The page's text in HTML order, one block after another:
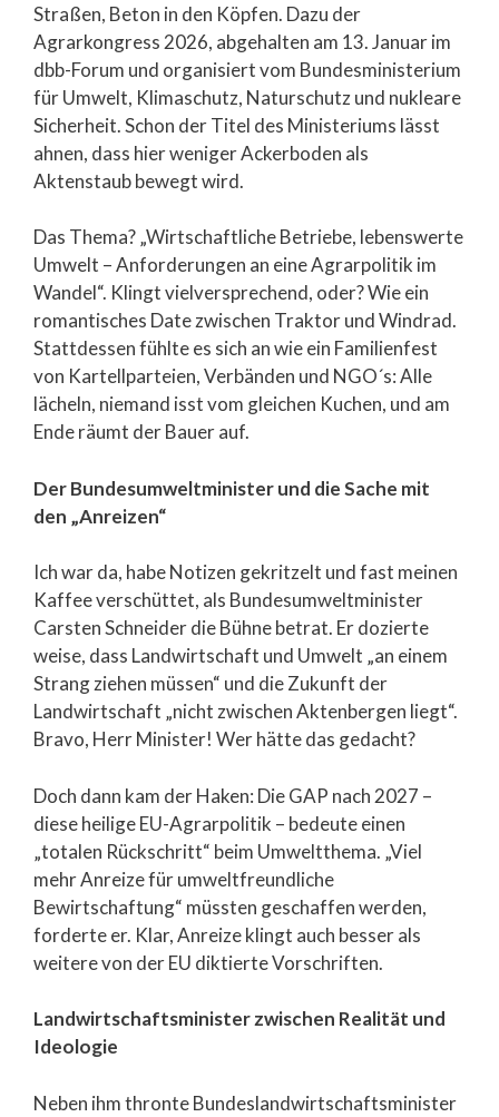
Straßen, Beton in den Köpfen. Dazu der
Agrarkongress 2026, abgehalten am 13. Januar im
dbb-Forum und organisiert vom Bundesministerium
für Umwelt, Klimaschutz, Naturschutz und nukleare
Sicherheit. Schon der Titel des Ministeriums lässt
ahnen, dass hier weniger Ackerboden als
Aktenstaub bewegt wird.
Das Thema? „Wirtschaftliche Betriebe, lebenswerte
Umwelt – Anforderungen an eine Agrarpolitik im
Wandel“. Klingt vielversprechend, oder? Wie ein
romantisches Date zwischen Traktor und Windrad.
Stattdessen fühlte es sich an wie ein Familienfest
von Kartellparteien, Verbänden und NGO´s: Alle
lächeln, niemand isst vom gleichen Kuchen, und am
Ende räumt der Bauer auf.
Der Bundesumweltminister und die Sache mit
den „Anreizen“
Ich war da, habe Notizen gekritzelt und fast meinen
Kaffee verschüttet, als Bundesumweltminister
Carsten Schneider die Bühne betrat. Er dozierte
weise, dass Landwirtschaft und Umwelt „an einem
Strang ziehen müssen“ und die Zukunft der
Landwirtschaft „nicht zwischen Aktenbergen liegt“.
Bravo, Herr Minister! Wer hätte das gedacht?
Doch dann kam der Haken: Die GAP nach 2027 –
diese heilige EU-Agrarpolitik – bedeute einen
„totalen Rückschritt“ beim Umweltthema. „Viel
mehr Anreize für umweltfreundliche
Bewirtschaftung“ müssten geschaffen werden,
forderte er. Klar, Anreize klingt auch besser als
weitere von der EU diktierte Vorschriften.
Landwirtschaftsminister zwischen Realität und
Ideologie
Neben ihm thronte Bundeslandwirtschaftsminister